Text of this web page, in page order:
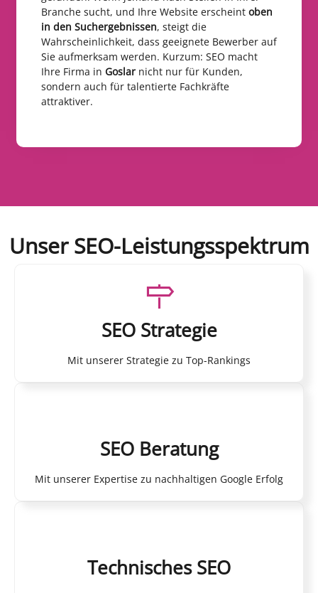
Branche sucht, und Ihre Website erscheint oben
in den Suchergebnissen, steigt die
Wahrscheinlichkeit, dass geeignete Bewerber auf
Sie aufmerksam werden. Kurzum: SEO macht
Ihre Firma in Goslar nicht nur für Kunden,
sondern auch für talentierte Fachkräfte
attraktiver.
Unser SEO-Leistungsspektrum
SEO Strategie
Mit unserer Strategie zu Top-Rankings
SEO Beratung
Mit unserer Expertise zu nachhaltigen Google Erfolg
Technisches SEO